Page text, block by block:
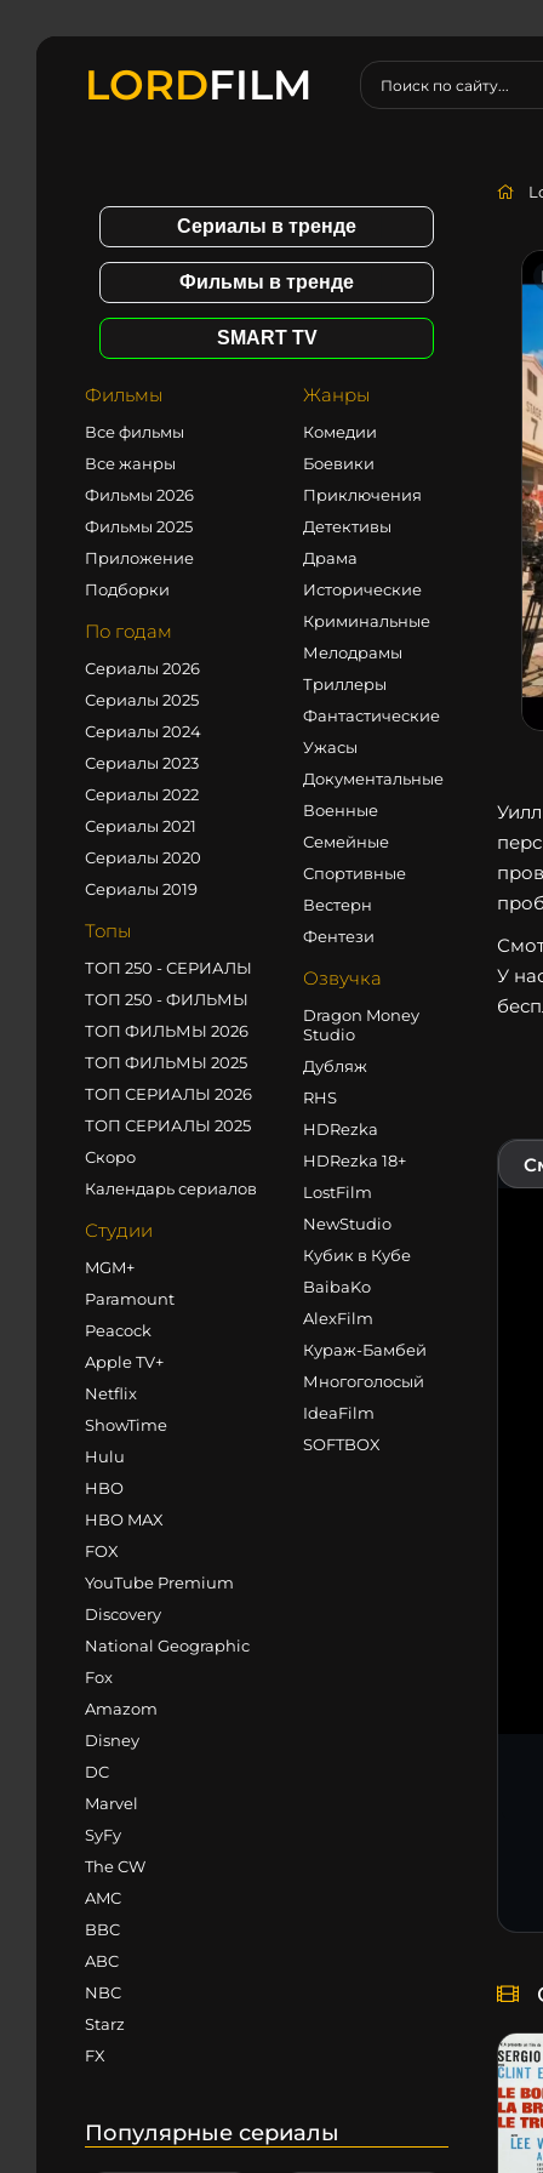
LORDFILM
Сериалы в тренде
Фильмы в тренде
SMART TV
Фильмы
Все фильмы
Все жанры
Фильмы 2026
Фильмы 2025
Приложение
Подборки
По годам
Сериалы 2026
Сериалы 2025
Сериалы 2024
Сериалы 2023
Сериалы 2022
Сериалы 2021
Сериалы 2020
Сериалы 2019
Топы
ТОП 250 - СЕРИАЛЫ
ТОП 250 - ФИЛЬМЫ
ТОП ФИЛЬМЫ 2026
ТОП ФИЛЬМЫ 2025
ТОП СЕРИАЛЫ 2026
ТОП СЕРИАЛЫ 2025
Скоро
Календарь сериалов
Студии
MGM+
Paramount
Peacock
Apple TV+
Netflix
ShowTime
Hulu
HBO
HBO MAX
FOX
YouTube Premium
Discovery
National Geographic
Fox
Amazom
Disney
DC
Marvel
SyFy
The CW
AMC
BBC
ABC
NBC
Starz
FX
Жанры
Комедии
Боевики
Приключения
Детективы
Драма
Исторические
Криминальные
Мелодрамы
Триллеры
Фантастические
Ужасы
Документальные
Военные
Семейные
Спортивные
Вестерн
Фентези
Озвучка
Dragon Money
Studio
Дубляж
RHS
HDRezka
HDRezka 18+
LostFilm
NewStudio
Кубик в Кубе
BaibaKo
AlexFilm
Кураж-Бамбей
Многоголосый
IdeaFilm
SOFTBOX
Популярные сериалы
У